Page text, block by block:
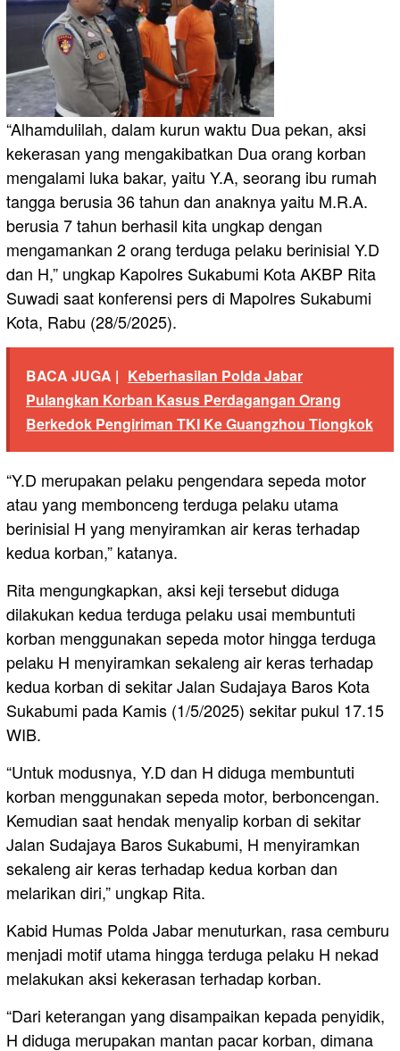
“Alhamdulilah, dalam kurun waktu Dua pekan, aksi
kekerasan yang mengakibatkan Dua orang korban
mengalami luka bakar, yaitu Y.A, seorang ibu rumah
tangga berusia 36 tahun dan anaknya yaitu M.R.A.
berusia 7 tahun berhasil kita ungkap dengan
mengamankan 2 orang terduga pelaku berinisial Y.D
dan H,” ungkap Kapolres Sukabumi Kota AKBP Rita
Suwadi saat konferensi pers di Mapolres Sukabumi
Kota, Rabu (28/5/2025).
BACA JUGA | Keberhasilan Polda Jabar
Pulangkan Korban Kasus Perdagangan Orang
Berkedok Pengiriman TKI Ke Guangzhou Tiongkok
“Y.D merupakan pelaku pengendara sepeda motor
atau yang membonceng terduga pelaku utama
berinisial H yang menyiramkan air keras terhadap
kedua korban,” katanya.
Rita mengungkapkan, aksi keji tersebut diduga
dilakukan kedua terduga pelaku usai membuntuti
korban menggunakan sepeda motor hingga terduga
pelaku H menyiramkan sekaleng air keras terhadap
kedua korban di sekitar Jalan Sudajaya Baros Kota
Sukabumi pada Kamis (1/5/2025) sekitar pukul 17.15
WIB.
“Untuk modusnya, Y.D dan H diduga membuntuti
korban menggunakan sepeda motor, berboncengan.
Kemudian saat hendak menyalip korban di sekitar
Jalan Sudajaya Baros Sukabumi, H menyiramkan
sekaleng air keras terhadap kedua korban dan
melarikan diri,” ungkap Rita.
Kabid Humas Polda Jabar menuturkan, rasa cemburu
menjadi motif utama hingga terduga pelaku H nekad
melakukan aksi kekerasan terhadap korban.
“Dari keterangan yang disampaikan kepada penyidik,
H diduga merupakan mantan pacar korban, dimana